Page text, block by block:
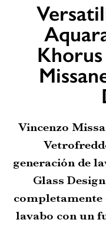
Vincenzo
generación de
Glass
completamente
lavabo con un